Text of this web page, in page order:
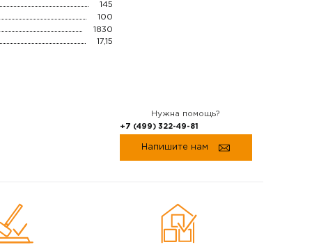
145
100
1830
17,15
Нужна помощь?
+7 (499) 322-49-81
Напишите нам